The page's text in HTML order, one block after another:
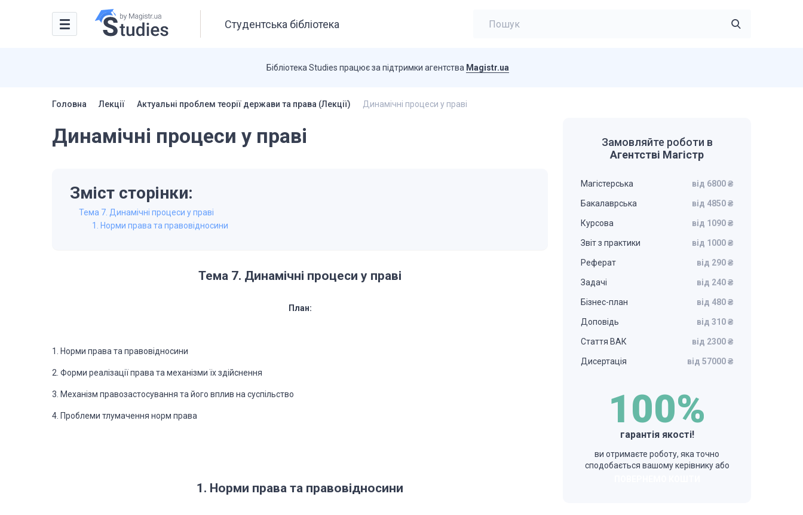
Студентська бібліотека
Бібліотека Studies працює за підтримки агентства Magistr.ua
Головна Лекції Актуальні проблем теорії держави та права (Лекції) Динамічні процеси у праві
Динамічні процеси у праві
Зміст сторінки:
Тема 7. Динамічні процеси у праві
1. Норми права та правовідносини
Тема 7. Динамічні процеси у праві
План:
1. Норми права та правовідносини
2. Форми реалізації права та механізми їх здійснення
3. Механізм правозастосування та його вплив на суспільство
4. Проблеми тлумачення норм права
1. Норми права та правовідносини
Замовляйте роботи в
Агентстві Магістр
Магістерська від 6800 ₴
Бакалаврська від 4850 ₴
Курсова від 1090 ₴
Звіт з практики від 1000 ₴
Реферат від 290 ₴
Задачі від 240 ₴
Бізнес-план від 480 ₴
Доповідь від 310 ₴
Стаття ВАК від 2300 ₴
Дисертація від 57000 ₴
100%
гарантія якості!
ви отримаєте роботу, яка точно
сподобається вашому керівнику або